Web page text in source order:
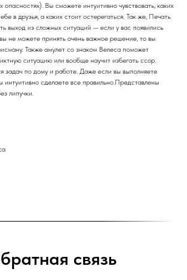
опасностях). Вы сможете интуитивно чувствовать, каких
в друзья, а каких стоит остерегаться. Так же, Печать
выход из сложных ситуаций — если у вас появились
не можете принять очень важное решение, то вы
Также амулет со знаком Велеса поможет
ситуацию или вообще научит избегать ссор.
задач по дому и работе. Даже если вы выполняете
интуитивно сделаете все правильно.Представлены
липучки.
связь